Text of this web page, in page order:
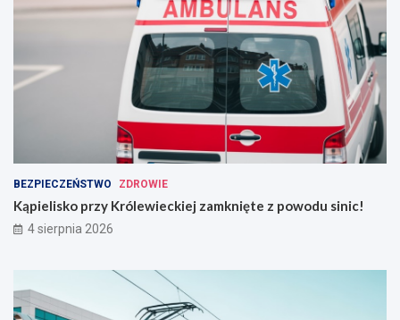
BEZPIECZEŃSTWO ZDROWIE
Kąpielisko przy Królewieckiej zamknięte z powodu sinic!
4 sierpnia 2026